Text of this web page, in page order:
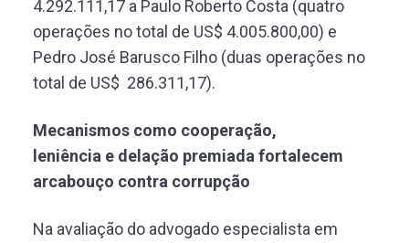
4.292.111,17 a Paulo Roberto Costa (quatro
operações no total de US$ 4.005.800,00) e
Pedro José Barusco Filho (duas operações no
total de US$ 286.311,17).
Mecanismos como cooperação,
leniência e delação premiada fortalecem
arcabouço contra corrupção
Na avaliação do advogado especialista em